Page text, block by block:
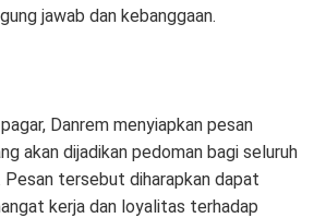
jawab dan kebanggaan.
Danrem menyiapkan pesan
akan dijadikan pedoman bagi seluruh
tersebut diharapkan dapat
kerja dan loyalitas terhadap